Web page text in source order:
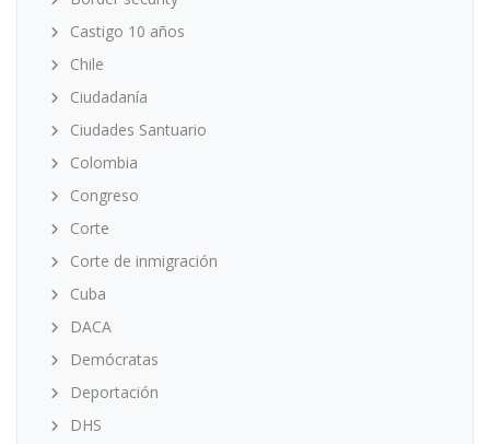
Castigo 10 años
Chile
Ciudadanía
Ciudades Santuario
Colombia
Congreso
Corte
Corte de inmigración
Cuba
DACA
Demócratas
Deportación
DHS